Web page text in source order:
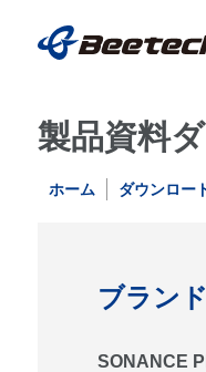
製品資料
ホーム ダウンロー
ブラン
SONANCE